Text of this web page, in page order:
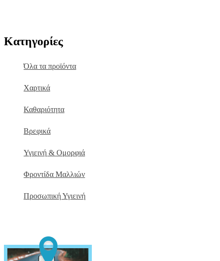
Κατηγορίες
Όλα τα προϊόντα
Χαρτικά
Καθαριότητα
Βρεφικά
Υγιεινή & Ομορφιά
Φροντίδα Μαλλιών
Προσωπική Υγιεινή